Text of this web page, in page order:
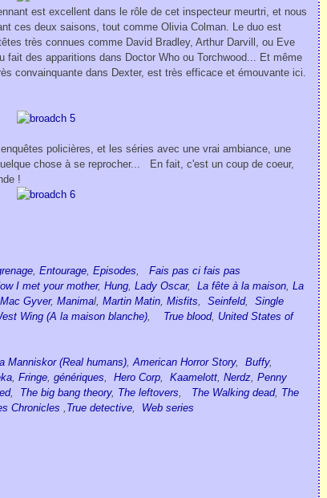
est excellent dans le rôle de cet inspecteur meurtri, et nous
ces deux saisons, tout comme Olivia Colman. Le duo est
très connues comme David Bradley, Arthur Darvill, ou Eve
fait des apparitions dans Doctor Who ou Torchwood... Et même
convainquante dans Dexter, est très efficace et émouvante ici.
policières, et les séries avec une vrai ambiance, une
chose à se reprocher... En fait, c'est un coup de coeur,
!
, Entourage, Episodes, Fais pas ci fais pas
I met your mother, Hung, Lady Oscar, La fête à la maison, La
Mac Gyver, Manimal, Martin Matin, Misfits, Seinfeld, Single
Wing (A la maison blanche), True blood, United States of
Manniskor (Real humans),American Horror Story, Buffy,
, Fringe, génériques, Hero Corp, Kaamelott, Nerdz, Penny
, The big bang theory, The leftovers, The Walking dead, The
Chronicles , True detective, Web series